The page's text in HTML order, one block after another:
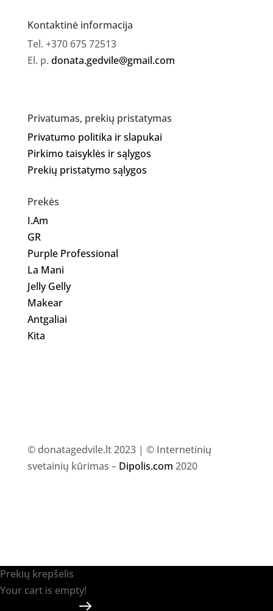
Kontaktinė informacija
Tel. +370 675 72513
El. p. donata.gedvile@gmail.com
Privatumas, prekių pristatymas
Privatumo politika ir slapukai
Pirkimo taisyklės ir sąlygos
Prekių pristatymo sąlygos
Prekės
I.Am
GR
Purple Professional
La Mani
Jelly Gelly
Makear
Antgaliai
Kita
© donatagedvile.lt 2023 | © Internetinių
svetainių kūrimas – Dipolis.com 2020
Prekių krepšelis
Your cart is empty!